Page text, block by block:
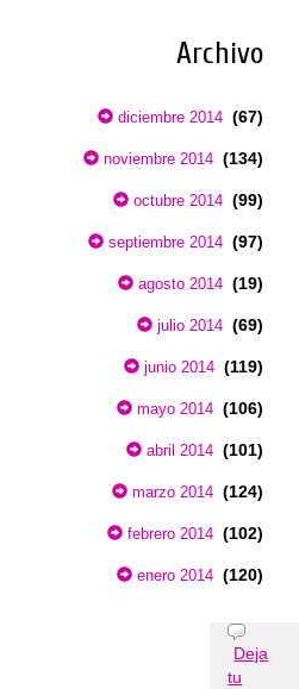
Archivo
diciembre 2014 (67)
noviembre 2014 (134)
octubre 2014 (99)
septiembre 2014 (97)
agosto 2014 (19)
julio 2014 (69)
junio 2014 (119)
mayo 2014 (106)
abril 2014 (101)
marzo 2014 (124)
febrero 2014 (102)
enero 2014 (120)
Deja
tu